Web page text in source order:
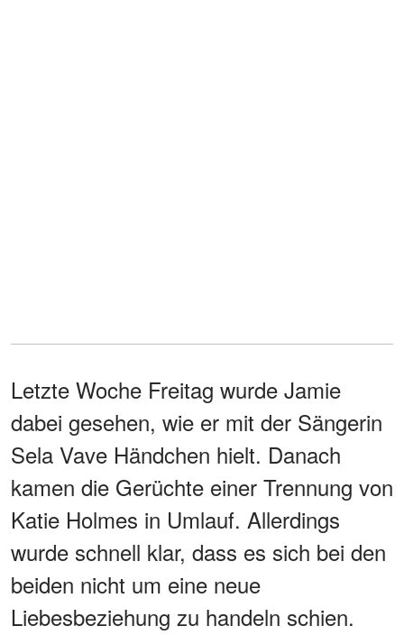
Letzte Woche Freitag wurde Jamie
dabei gesehen, wie er mit der Sängerin
Sela Vave Händchen hielt. Danach
kamen die Gerüchte einer Trennung von
Katie Holmes in Umlauf. Allerdings
wurde schnell klar, dass es sich bei den
beiden nicht um eine neue
Liebesbeziehung zu handeln schien.